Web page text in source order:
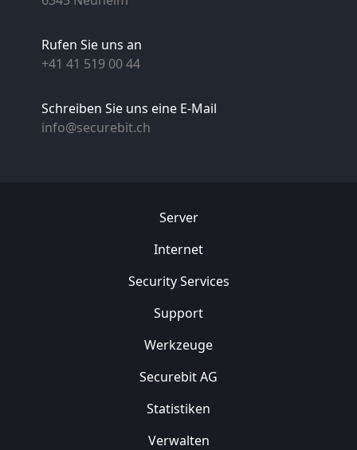
Rufen Sie uns an
+41 41 519 00 44
Schreiben Sie uns eine E-Mail
info@securebit.ch
Server
Internet
Security Services
Support
Werkzeuge
Securebit AG
Statistiken
Verwalten